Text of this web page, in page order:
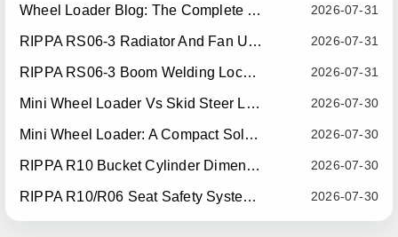
2026-07-31
Wheel Loader Blog: The Complete Guide To Wheel Loaders For Construction, Agriculture, And Material Handling
2026-07-31
RIPPA RS06-3 Radiator And Fan Upgrade — Effective July 10, 2026
2026-07-31
RIPPA RS06-3 Boom Welding Locating Bar Optimization — Effective July 15, 2026
2026-07-30
Mini Wheel Loader Vs Skid Steer Loader: Which Compact Machine Is Better For Your Business?
2026-07-30
Mini Wheel Loader: A Compact Solution For Efficient Material Handling
2026-07-30
RIPPA R10 Bucket Cylinder Dimension Optimization — Effective July 15, 2026
2026-07-30
RIPPA R10/R06 Seat Safety System Upgrade — Effective July 22, 2026